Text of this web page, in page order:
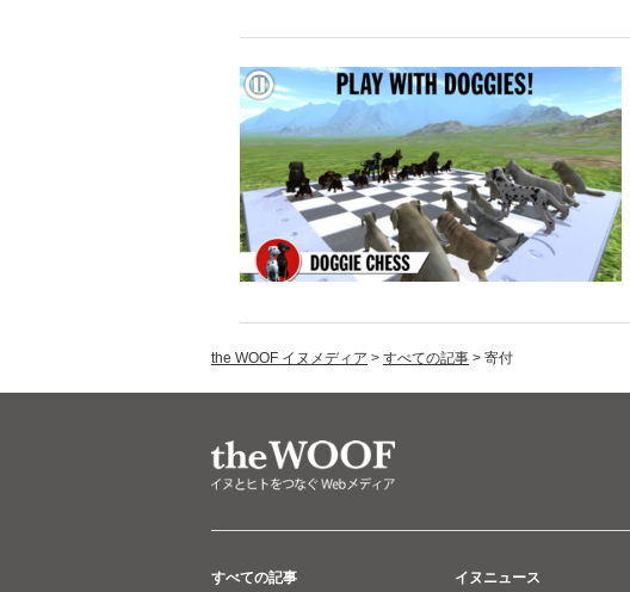
the WOOF イヌメディア > すべての記事 > 寄付
すべての記事 イヌニュース